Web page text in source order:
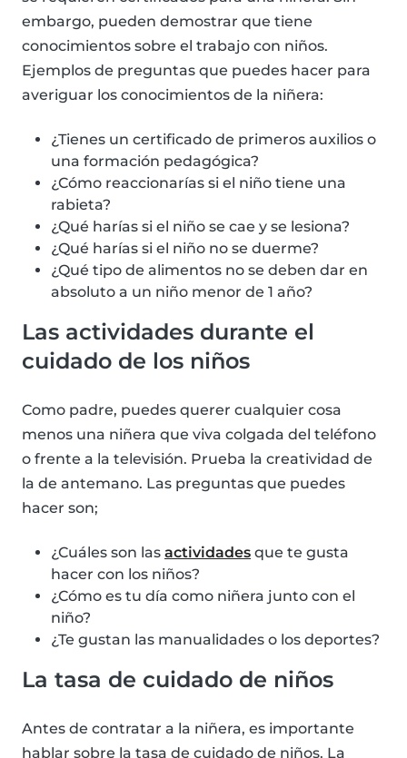
embargo, pueden demostrar que tiene
conocimientos sobre el trabajo con niños.
Ejemplos de preguntas que puedes hacer para
averiguar los conocimientos de la niñera:
¿Tienes un certificado de primeros auxilios o
una formación pedagógica?
¿Cómo reaccionarías si el niño tiene una
rabieta?
¿Qué harías si el niño se cae y se lesiona?
¿Qué harías si el niño no se duerme?
¿Qué tipo de alimentos no se deben dar en
absoluto a un niño menor de 1 año?
Las actividades durante el
cuidado de los niños
Como padre, puedes querer cualquier cosa
menos una niñera que viva colgada del teléfono
o frente a la televisión. Prueba la creatividad de
la de antemano. Las preguntas que puedes
hacer son;
¿Cuáles son las actividades que te gusta
hacer con los niños?
¿Cómo es tu día como niñera junto con el
niño?
¿Te gustan las manualidades o los deportes?
La tasa de cuidado de niños
Antes de contratar a la niñera, es importante
hablar sobre la tasa de cuidado de niños. La